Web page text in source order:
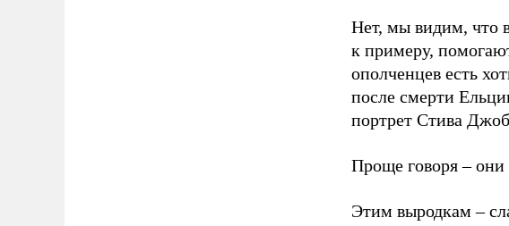
Нет, мы видим, что
к примеру,
ополченцев есть
после смерти
портрет Стива
Проще говоря – они
Этим выродкам –